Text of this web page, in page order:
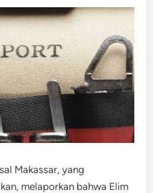
Makassar, yang
melaporkan bahwa Elim